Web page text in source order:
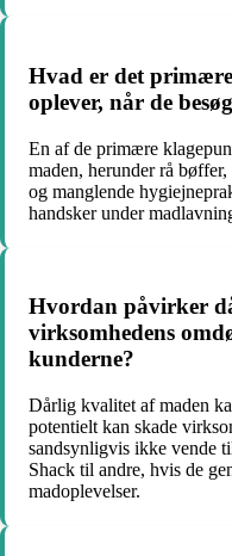
Hvad er det
oplever, når de
En af de primære
maden, herunder rå
og manglende
handsker under
Hvordan påvirker
virksomhedens
kunderne?
Dårlig kvalitet af maden
potentielt kan skade
sandsynligvis ikke vende
Shack til andre, hvis de
madoplevelser.